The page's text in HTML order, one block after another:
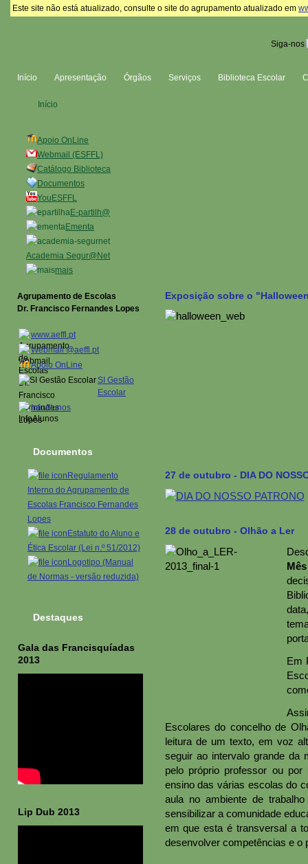
Este site não está atualizado, consulte o site do agrupamento atualizado em
Siga-nos
Início Apresentação Órgãos Serviços Biblioteca Escolar
Apoio OnLine
Webmail (ESFFL)
Catálogo Biblioteca
Documentos
YouESFFL
E-partilh@
Ementa
Academia Segur@Net
mais
Início
Exposição sobre o
27 de outubro - DIA DO
28 de outubro - Olhão a Ler
Em
Escolares do concelho de
leitura de um texto, em voz
seguir ao intervalo grande da
pelo próprio professor ou
ensino das várias escolas do
aula no ambiente de
sensibilizar a comunidade
em que esta é transversal a
desenvolver competências e o
Agrupamento de Escolas
Dr. Francisco Fernandes Lopes
www.aeffl.pt
Webmail @aeffl.pt
Apoio OnLine
SI Gestão
Escolar
InfoAlunos
Documentos
Regulamento
Interno do Agrupamento de
Escolas Francisco Fernandes
Lopes
Estatuto do Aluno e
Ética Escolar (Lei n.º 51/2012)
Logotipo (Manual
de Normas - versão reduzida)
Destaques
Gala das Francisquíadas
2013
Lip Dub 2013